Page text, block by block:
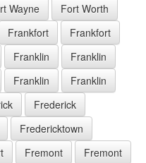
Wayne
Fort Worth
Frankfort
Frankfort
Franklin
Franklin
Franklin
Franklin
Frederick
Fredericktown
Fremont
Fremont